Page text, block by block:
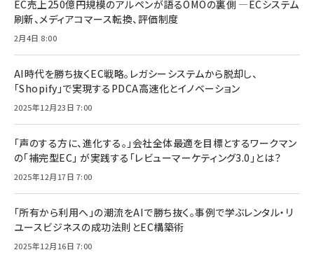
EC売上250億円規模のアルペンが語るOMOの裏側 ―ECシステム
刷新、メディアコマース転換、評価制度
2月4日 8:00
AI時代を勝ち抜くEC戦略。レガシーシステムから脱却し、
「Shopify」で実現するPDCA高速化とイノベーション
2025年12月23日 7:00
「声のする方に、進化する。」会社全体最適を目標とするワークマン
の「補完型EC」 が実践する「レビューマーケティング3.0」とは？
2025年12月17日 7:00
「所有から利用へ」の潮流をAIで勝ち抜く。事例で学ぶレンタル・リ
ユースビジネスの成功法則とEC構築術
2025年12月16日 7:00